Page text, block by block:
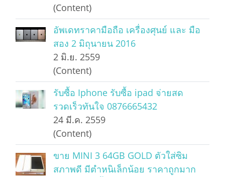
(Content)
อัพเดทราคามือถือ เครื่องศุนย์ และ มือ
สอง 2 มิถุนายน 2016
2 มิ.ย. 2559
(Content)
รับซื้อ Iphone รับซื้อ ipad จ่ายสด
รวดเร็วทันใจ 0876665432
24 มี.ค. 2559
(Content)
ขาย MINI 3 64GB GOLD ตัวใส่ซิม
สภาพดี มีตำหนิเล็กน้อย ราคาถูกมาก